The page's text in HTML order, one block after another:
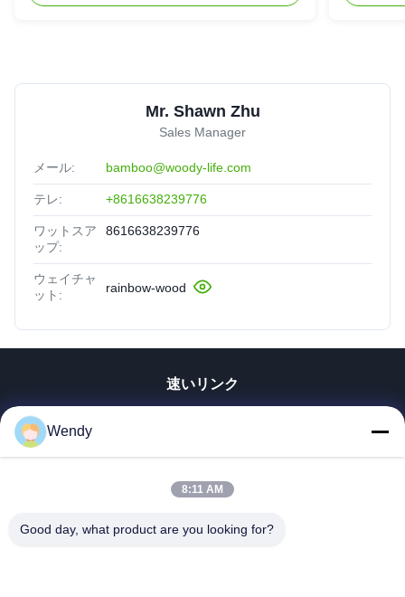
Mr. Shawn Zhu
Sales Manager
メール: bamboo@woody-life.com
テレ: +8616638239776
ワットスア
ップ:
8616638239776
ウェイチャ
ット:
rainbow-wood
速いリンク
VRショー
Wendy
8:11 AM
Good day, what product are you looking for?